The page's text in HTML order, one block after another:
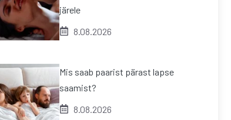
järele
8.08.2026
Mis saab paarist pärast lapse
saamist?
8.08.2026